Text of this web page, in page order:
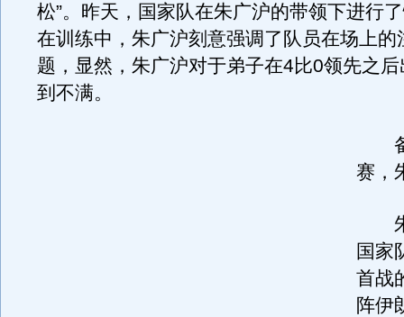
松”。昨天，国家队在朱广沪的带领下进行
在训练中，朱广沪刻意强调了队员在场上的
题，显然，朱广沪对于弟子在4比0领先之
到不满。
备
赛，
朱
国家
首战
阵伊